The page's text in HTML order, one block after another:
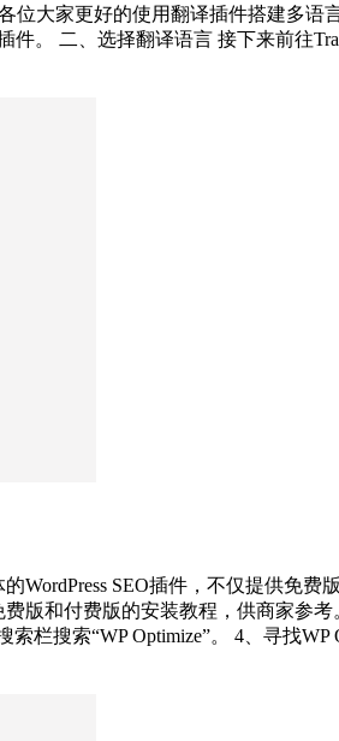
位大家更好的使用翻译插件搭建多
件。 二、选择翻译语言 接下来前往
WordPress SEO插件，不仅提供免
版和付费版的安装教程，供商家参
栏搜索“WP Optimize”。 4、寻找